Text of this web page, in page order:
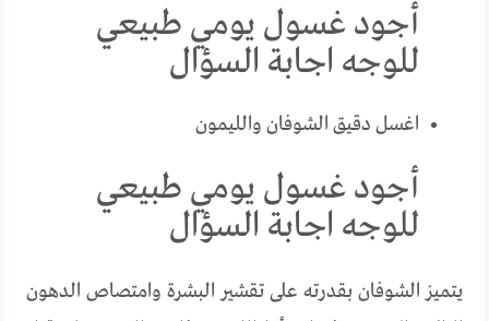
أجود غسول يومي طبيعي
للوجه اجابة السؤال
اغسل دقيق الشوفان والليمون
أجود غسول يومي طبيعي
للوجه اجابة السؤال
يتميز الشوفان بقدرته على تقشير البشرة وامتصاص الدهون